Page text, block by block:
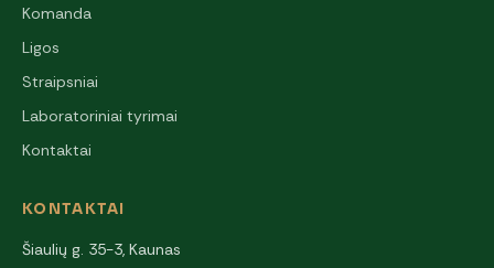
Komanda
Ligos
Straipsniai
Laboratoriniai tyrimai
Kontaktai
KONTAKTAI
Šiaulių g. 35-3, Kaunas